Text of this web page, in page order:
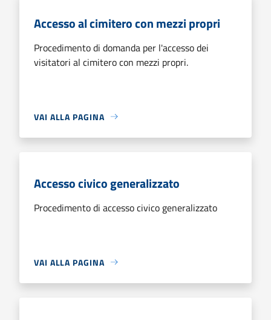
Accesso al cimitero con mezzi propri
Procedimento di domanda per l'accesso dei
visitatori al cimitero con mezzi propri.
VAI ALLA PAGINA
Accesso civico generalizzato
Procedimento di accesso civico generalizzato
VAI ALLA PAGINA